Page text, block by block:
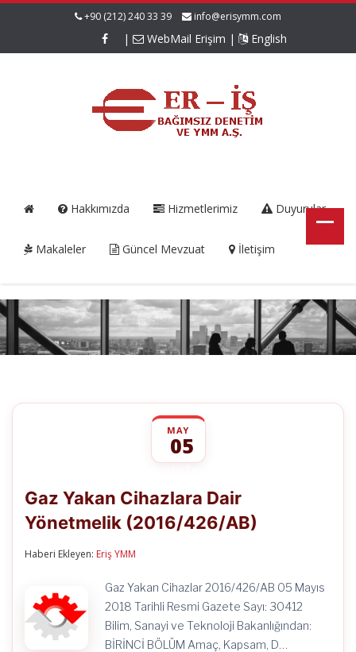
+90 (212) 240 33 39 info@erisymm.com
| WebMail Erişim | English
Hakkımızda Hizmetlerimiz Duyurular
Makaleler Güncel Mevzuat İletişim
MAY
05
Cihazlara
Dair
Yönetmelik
Gaz Yakan Cihazlara Dair
Yönetmelik (2016/426/AB)
Haberi Ekleyen: Eriş YMM
Gaz Yakan Cihazlar 2016/426/AB 05 Mayıs
2018 Tarihli Resmi Gazete Sayı: 30412
Bilim, Sanayi ve Teknoloji Bakanlığından:
BİRİNCİ BÖLÜM Amaç, Kapsam, D…